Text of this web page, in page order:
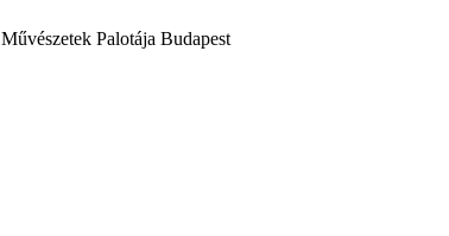
Művészetek Palotája Budapest